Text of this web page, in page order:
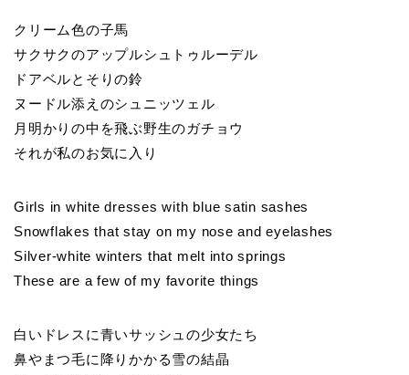
クリーム色の子馬
サクサクのアップルシュトゥルーデル
ドアベルとそりの鈴
ヌードル添えのシュニッツェル
月明かりの中を飛ぶ野生のガチョウ
それが私のお気に入り
Girls in white dresses with blue satin sashes
Snowflakes that stay on my nose and eyelashes
Silver-white winters that melt into springs
These are a few of my favorite things
白いドレスに青いサッシュの少女たち
鼻やまつ毛に降りかかる雪の結晶